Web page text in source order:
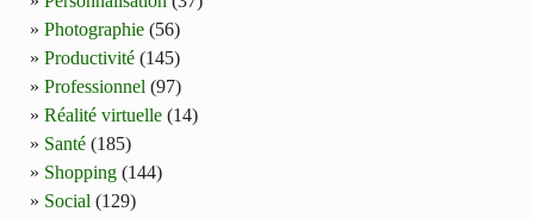
Photographie (56)
Productivité (145)
Professionnel (97)
Réalité virtuelle (14)
Santé (185)
Shopping (144)
Social (129)